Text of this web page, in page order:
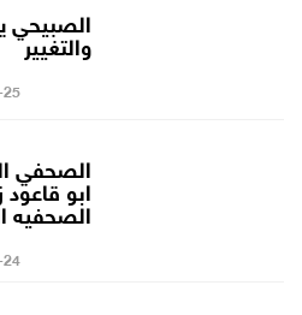
الصبيحي
والتغيير
الصحفي
ابو
الصحفيه